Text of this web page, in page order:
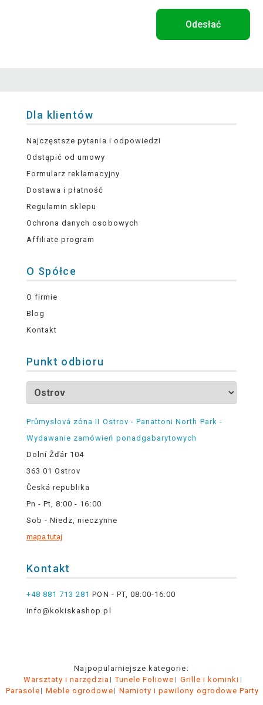
Odesłać
Dla klientów
Najczęstsze pytania i odpowiedzi
Odstąpić od umowy
Formularz reklamacyjny
Dostawa i płatność
Regulamin sklepu
Ochrona danych osobowych
Affiliate program
O Spółce
O firmie
Blog
Kontakt
Punkt odbioru
Průmyslová zóna II Ostrov - Panattoni North Park -
Wydawanie zamówień ponadgabarytowych
Dolní Žďár 104
363 01 Ostrov
Česká republika
Pn - Pt, 8:00 - 16:00
Sob - Niedz, nieczynne
mapa tutaj
Kontakt
+48 881 713 281 PON - PT, 08:00-16:00
info@kokiskashop.pl
Najpopularniejsze kategorie:
Warsztaty i narzędzia
Tunele Foliowe
Grille i kominki
Parasole
Meble ogrodowe Namioty i pawilony ogrodowe Party